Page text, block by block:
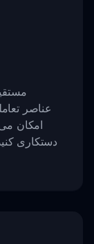
عناصر
امکان
دستکاری